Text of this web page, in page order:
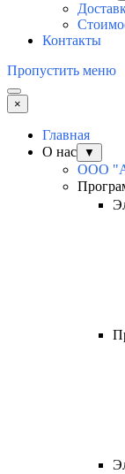
Контакты
Пропустить меню
×
Главная
О нас
▼
ООО